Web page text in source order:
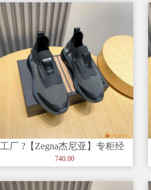
工厂 ?【Zegna杰尼亚】专柜经
典休闲鞋，以细节和创造力
740.00